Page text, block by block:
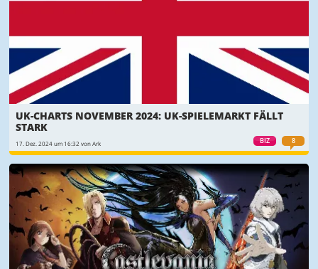
BIZ 8
UK-CHARTS NOVEMBER 2024: UK-SPIELEMARKT FÄLLT
STARK
17. Dez. 2024 um 16:32 von Ark